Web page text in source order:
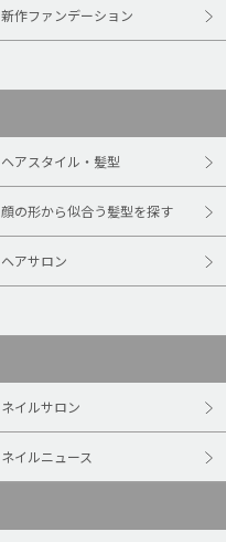
新作ファンデーション
ヘアスタイル・髪型
顔の形から似合う髪型を探す
ヘアサロン
ネイルサロン
ネイルニュース